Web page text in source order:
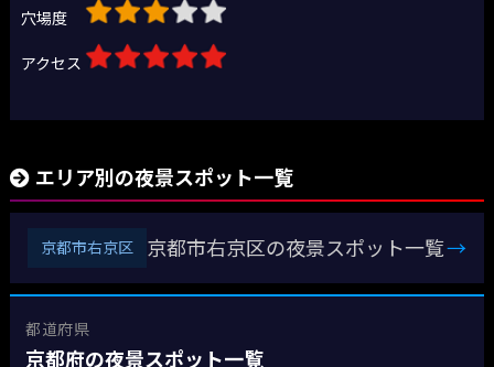
穴場度
アクセス
エリア別の夜景スポット一覧
京都市右京区 京都市右京区の夜景スポット一覧→
都道府県
京都府の夜景スポット一覧